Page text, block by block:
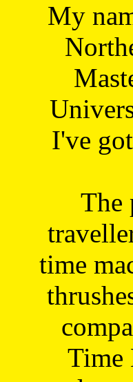
My
I've
The
time
Time